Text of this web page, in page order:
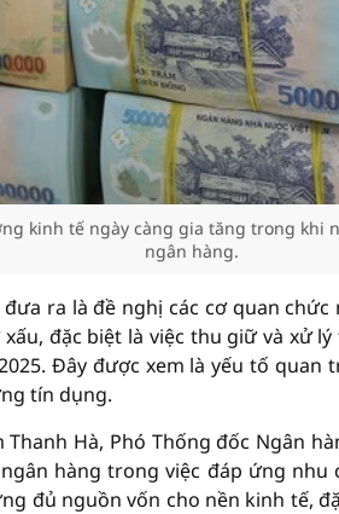
kinh tế ngày càng gia tăng trong khi
ngân hàng.
ra là đề nghị các cơ quan
đặc biệt là việc thu giữ và xử
Đây được xem là yếu tố
tín dụng.
Thanh Hà, Phó Thống đốc Ngân
hàng trong việc đáp ứng nhu
đủ nguồn vốn cho nền kinh tế,